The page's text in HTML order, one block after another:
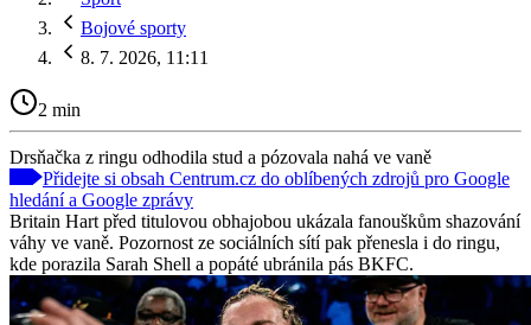
Bojové sporty
8. 7. 2026, 11:11
2 min
Drsňačka z ringu odhodila stud a pózovala nahá ve vaně
Přidejte si obsah Centrum.cz do oblíbených zdrojů pro Google
hledání a Google zprávy
Britain Hart před titulovou obhajobou ukázala fanouškům shazování
váhy ve vaně. Pozornost ze sociálních sítí pak přenesla i do ringu,
kde porazila Sarah Shell a popáté ubránila pás BKFC.